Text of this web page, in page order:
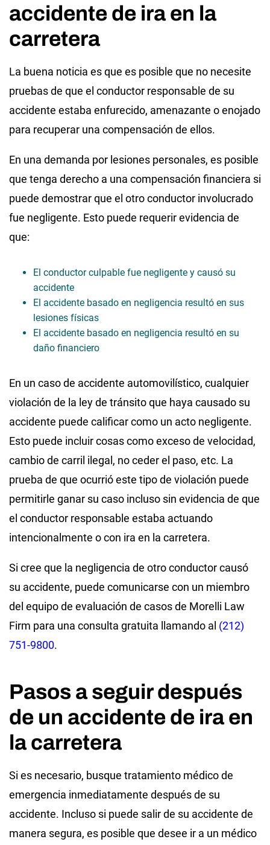
accidente de ira en la
carretera
La buena noticia es que es posible que no necesite
pruebas de que el conductor responsable de su
accidente estaba enfurecido, amenazante o enojado
para recuperar una compensación de ellos.
En una demanda por lesiones personales, es posible
que tenga derecho a una compensación financiera si
puede demostrar que el otro conductor involucrado
fue negligente. Esto puede requerir evidencia de
que:
El conductor culpable fue negligente y causó su
accidente
El accidente basado en negligencia resultó en sus
lesiones físicas
El accidente basado en negligencia resultó en su
daño financiero
En un caso de accidente automovilístico, cualquier
violación de la ley de tránsito que haya causado su
accidente puede calificar como un acto negligente.
Esto puede incluir cosas como exceso de velocidad,
cambio de carril ilegal, no ceder el paso, etc. La
prueba de que ocurrió este tipo de violación puede
permitirle ganar su caso incluso sin evidencia de que
el conductor responsable estaba actuando
intencionalmente o con ira en la carretera.
Si cree que la negligencia de otro conductor causó
su accidente, puede comunicarse con un miembro
del equipo de evaluación de casos de Morelli Law
Firm para una consulta gratuita llamando al (212)
751-9800.
Pasos a seguir después
de un accidente de ira en
la carretera
Si es necesario, busque tratamiento médico de
emergencia inmediatamente después de su
accidente. Incluso si puede salir de su accidente de
manera segura, es posible que desee ir a un médico